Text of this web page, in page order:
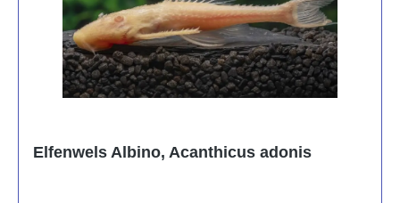
Elfenwels Albino, Acanthicus adonis